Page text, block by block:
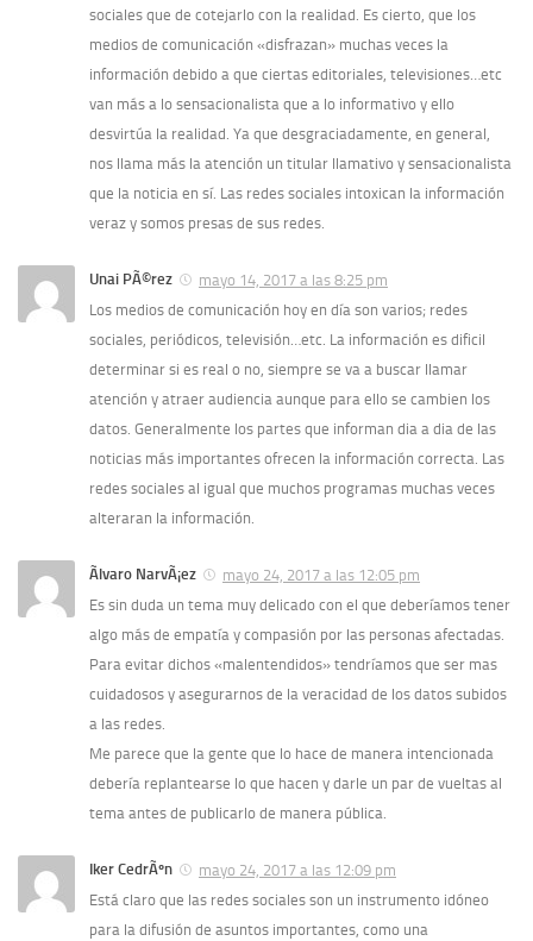
sociales que de cotejarlo con la realidad. Es cierto, que los
medios de comunicación «disfrazan» muchas veces la
información debido a que ciertas editoriales, televisiones…etc
van más a lo sensacionalista que a lo informativo y ello
desvirtúa la realidad. Ya que desgraciadamente, en general,
nos llama más la atención un titular llamativo y sensacionalista
que la noticia en sí­. Las redes sociales intoxican la información
veraz y somos presas de sus redes.
Unai PÃ©rez
mayo 14, 2017 a las 8:25 pm
Los medios de comunicación hoy en dí­a son varios; redes
sociales, periódicos, televisión…etc. La información es dificil
determinar si es real o no, siempre se va a buscar llamar
atención y atraer audiencia aunque para ello se cambien los
datos. Generalmente los partes que informan dia a dia de las
noticias más importantes ofrecen la información correcta. Las
redes sociales al igual que muchos programas muchas veces
alteraran la información.
Ãlvaro NarvÃ¡ez
mayo 24, 2017 a las 12:05 pm
Es sin duda un tema muy delicado con el que deberí­amos tener
algo más de empatí­a y compasión por las personas afectadas.
Para evitar dichos «malentendidos» tendrí­amos que ser mas
cuidadosos y asegurarnos de la veracidad de los datos subidos
a las redes.
Me parece que la gente que lo hace de manera intencionada
deberí­a replantearse lo que hacen y darle un par de vueltas al
tema antes de publicarlo de manera pública.
Iker CedrÃºn
mayo 24, 2017 a las 12:09 pm
Está claro que las redes sociales son un instrumento idóneo
para la difusión de asuntos importantes, como una